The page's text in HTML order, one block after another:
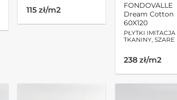
115 zł/m2
FONDOVALLE
Dream Cotton
60X120
PŁYTKI IMITACJA
TKANINY, SZARE
238 zł/m2